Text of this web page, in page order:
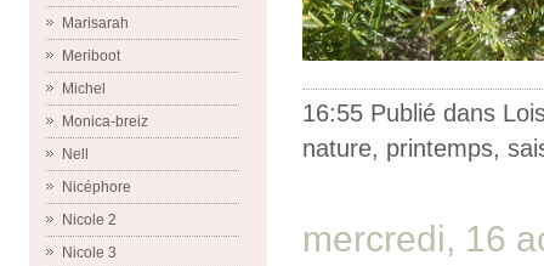
Marisarah
Meriboot
Michel
Monica-breiz
Nell
Nicéphore
Nicole 2
Nicole 3
16:55 Publié dans
nature, printemps,
mercredi, 16